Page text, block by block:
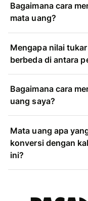
Bagaimana cara
mata uang?
Mengapa nilai
berbeda di antara
Bagaimana cara
uang saya?
Mata uang apa
konversi dengan
ini?